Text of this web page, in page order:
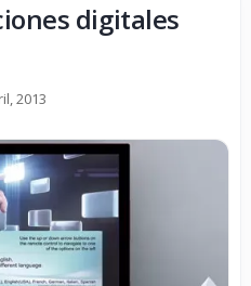
digitales
2013